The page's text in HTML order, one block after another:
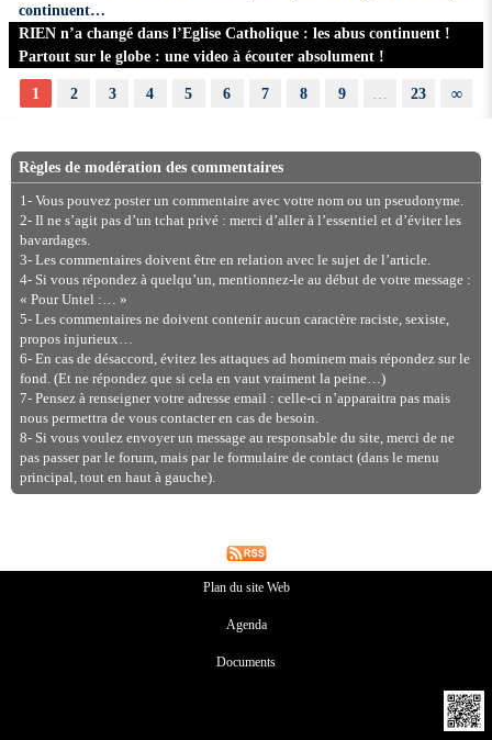
continuent…
RIEN n’a changé dans l’Eglise Catholique : les abus continuent !
Partout sur le globe : une video à écouter absolument !
1 2 3 4 5 6 7 8 9 … 23 ∞
Règles de modération des commentaires
1- Vous pouvez poster un commentaire avec votre nom ou un pseudonyme.
2- Il ne s’agit pas d’un tchat privé : merci d’aller à l’essentiel et d’éviter les
bavardages.
3- Les commentaires doivent être en relation avec le sujet de l’article.
4- Si vous répondez à quelqu’un, mentionnez-le au début de votre message :
« Pour Untel :… »
5- Les commentaires ne doivent contenir aucun caractère raciste, sexiste,
propos injurieux…
6- En cas de désaccord, évitez les attaques ad hominem mais répondez sur le
fond. (Et ne répondez que si cela en vaut vraiment la peine…)
7- Pensez à renseigner votre adresse email : celle-ci n’apparaitra pas mais
nous permettra de vous contacter en cas de besoin.
8- Si vous voulez envoyer un message au responsable du site, merci de ne
pas passer par le forum, mais par le formulaire de contact (dans le menu
principal, tout en haut à gauche).
Plan du site Web
Agenda
Documents